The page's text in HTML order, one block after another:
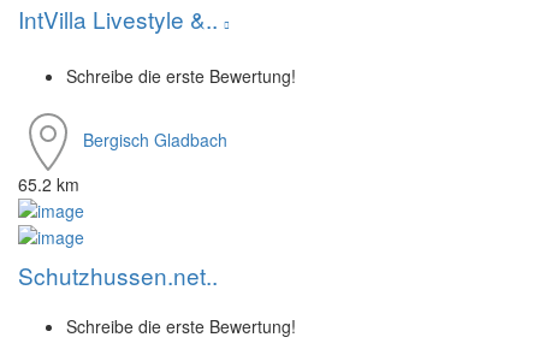
IntVilla Livestyle &..
Schreibe die erste Bewertung!
Bergisch Gladbach
65.2 km
Schutzhussen.net..
Schreibe die erste Bewertung!